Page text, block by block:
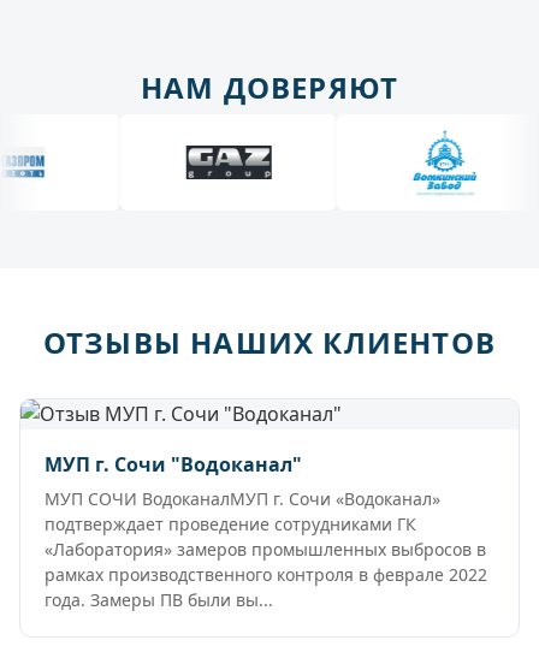
НАМ ДОВЕРЯЮТ
ОТЗЫВЫ НАШИХ КЛИЕНТОВ
МУП г. Сочи "Водоканал"
МУП СОЧИ ВодоканалМУП г. Сочи «Водоканал»
подтверждает проведение сотрудниками ГК
«Лаборатория» замеров промышленных выбросов в
рамках производственного контроля в феврале 2022
года. Замеры ПВ были вы...